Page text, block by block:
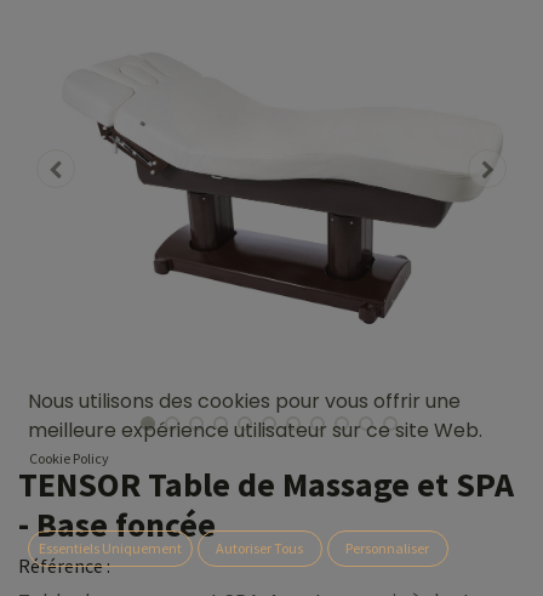
TENSOR Table de Massage et SPA
- Base foncée
Référence :
Nous utilisons des cookies pour vous offrir une
meilleure expérience utilisateur sur ce site Web.
Cookie Policy
Essentiels Uniquement Autoriser Tous Personnaliser